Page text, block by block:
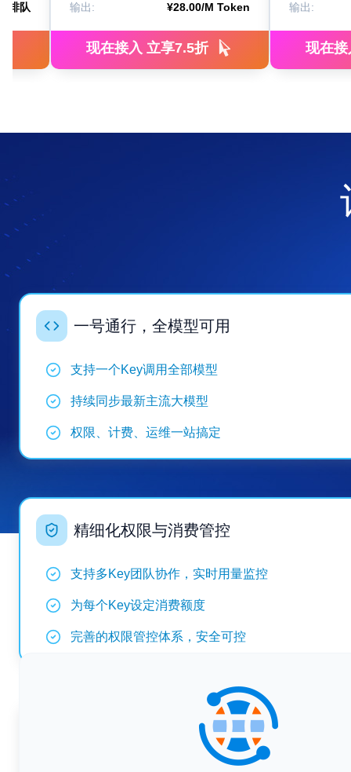
排队
输出:
¥28.00/M Token
现在接入 立享7.5折
输出:
现在
一号通行，全模型可用
支持一个Key调用全部模型
持续同步最新主流大模型
权限、计费、运维一站搞定
精细化权限与消费管控
支持多Key团队协作，实时用量监控
为每个Key设定消费额度
完善的权限管控体系，安全可控
按量计费，透明消费